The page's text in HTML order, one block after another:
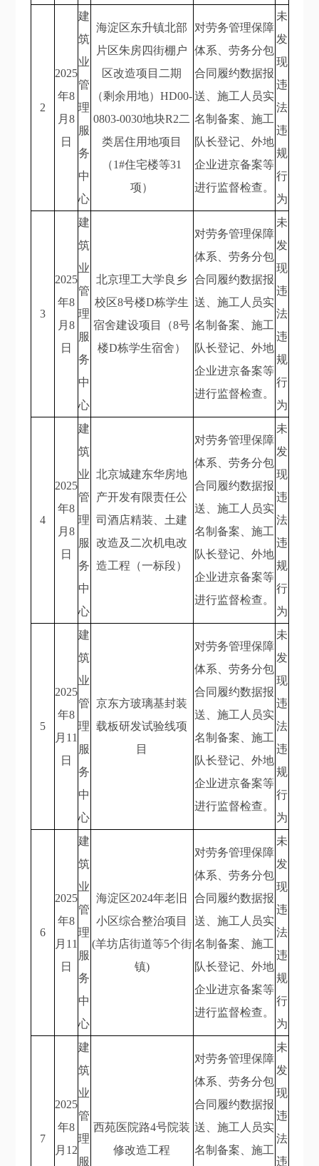
2
2025
年8
月8
日
建
筑
业
管
理
服
务
中
心
海淀区东升镇北部
片区朱房四街棚户
区改造项目二期
（剩余用地）HD00-
0803-0030地块R2二
类居住用地项目
（1#住宅楼等31
项）
对劳务管理保障
体系、劳务分包
合同履约数据报
送、施工人员实
名制备案、施工
队长登记、外地
企业进京备案等
进行监督检查。
未
发
现
违
法
违
规
行
为
3
2025
年8
月8
日
建
筑
业
管
理
服
务
中
心
北京理工大学良乡
校区8号楼D栋学生
宿舍建设项目（8号
楼D栋学生宿舍）
对劳务管理保障
体系、劳务分包
合同履约数据报
送、施工人员实
名制备案、施工
队长登记、外地
企业进京备案等
进行监督检查。
未
发
现
违
法
违
规
行
为
4
2025
年8
月8
日
建
筑
业
管
理
服
务
中
心
北京城建东华房地
产开发有限责任公
司酒店精装、土建
改造及二次机电改
造工程（一标段）
对劳务管理保障
体系、劳务分包
合同履约数据报
送、施工人员实
名制备案、施工
队长登记、外地
企业进京备案等
进行监督检查。
未
发
现
违
法
违
规
行
为
5
2025
年8
月11
日
建
筑
业
管
理
服
务
中
心
京东方玻璃基封装
载板研发试验线项
目
对劳务管理保障
体系、劳务分包
合同履约数据报
送、施工人员实
名制备案、施工
队长登记、外地
企业进京备案等
进行监督检查。
未
发
现
违
法
违
规
行
为
6
2025
年8
月11
日
建
筑
业
管
理
服
务
中
心
海淀区2024年老旧
小区综合整治项目
(羊坊店街道等5个街
镇)
对劳务管理保障
体系、劳务分包
合同履约数据报
送、施工人员实
名制备案、施工
队长登记、外地
企业进京备案等
进行监督检查。
未
发
现
违
法
违
规
行
为
7
2025
年8
月12
建
筑
业
管
理
服
西苑医院路4号院装
修改造工程
对劳务管理保障
体系、劳务分包
合同履约数据报
送、施工人员实
名制备案、施工
未
发
现
违
法
违